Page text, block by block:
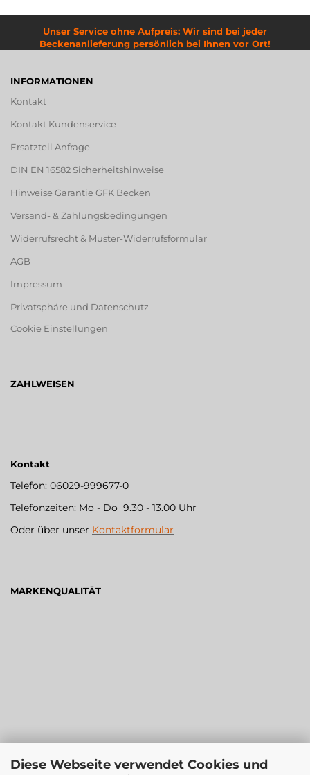
Diese Webseite verwendet Cookies und
Unser Service ohne Aufpreis: Wir sind bei jeder
Beckenanlieferung persönlich bei Ihnen vor Ort!
INFORMATIONEN
Kontakt
Kontakt Kundenservice
Ersatzteil Anfrage
DIN EN 16582 Sicherheitshinweise
Hinweise Garantie GFK Becken
Versand- & Zahlungsbedingungen
Widerrufsrecht & Muster-Widerrufsformular
AGB
Impressum
Privatsphäre und Datenschutz
Cookie Einstellungen
ZAHLWEISEN
Kontakt
Telefon: 06029-999677-0
Telefonzeiten: Mo - Do 9.30 - 13.00 Uhr
Oder über unser Kontaktformular
MARKENQUALITÄT